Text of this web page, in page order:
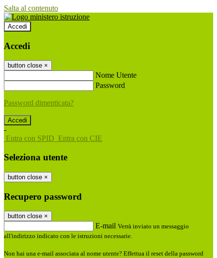
Salta al contenuto
Accedi
Accedi
button close ×
Nome Utente
Password
Password dimenticata?
-
Entra con SPID Entra con CIE
Seleziona utente
button close ×
Recupero password
button close ×
E-mail Verrà inviato un messaggio
all'indirizzo indicato con le istruzioni necessarie.
Non hai una e-mail associata al nome utente? Effettua il reset della password